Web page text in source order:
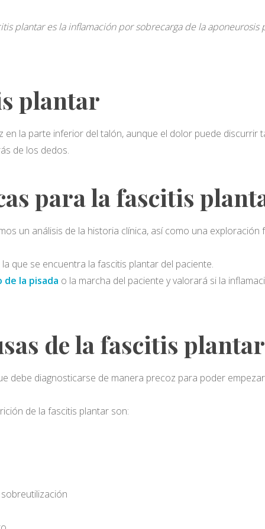
plantar es la inflamación por sobrecarga de la aponeurosis
plantar
la parte inferior del talón, aunque el dolor puede
de los dedos.
para la fascitis
un análisis de la historia clínica, así como una
que se encuentra la fascitis plantar del paciente.
la pisada o la marcha del paciente y valorará si la
de la fascitis
debe diagnosticarse de manera precoz para poder
de la fascitis plantar son: